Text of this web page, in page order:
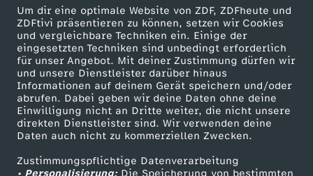
Um dir eine optimale Website von ZDF, ZDFheute und
ZDFtivi präsentieren zu können, setzen wir Cookies
und vergleichbare Techniken ein. Einige der
eingesetzten Techniken sind unbedingt erforderlich
für unser Angebot. Mit deiner Zustimmung dürfen wir
und unsere Dienstleister darüber hinaus
Informationen auf deinem Gerät speichern und/oder
abrufen. Dabei geben wir deine Daten ohne deine
Einwilligung nicht an Dritte weiter, die nicht unsere
direkten Dienstleister sind. Wir verwenden deine
Daten auch nicht zu kommerziellen Zwecken.
Zustimmungspflichtige Datenverarbeitung
• Personalisierung:Die Speicherung von bestimmten
1
.
O
k
t
Mehr ZDF
ZDF-Apps
Smart TV
ZDFtext
Livestreams
Service
ZDFmitreden
Kontakt zum ZDF
Tickets
Zuschauerservice